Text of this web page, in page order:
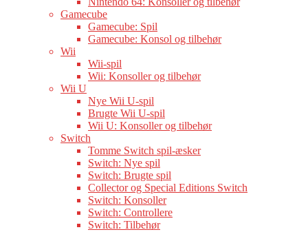
Gamecube
Gamecube: Spil
Gamecube: Konsol og tilbehør
Wii
Wii-spil
Wii: Konsoller og tilbehør
Wii U
Nye Wii U-spil
Brugte Wii U-spil
Wii U: Konsoller og tilbehør
Switch
Tomme Switch spil-æsker
Switch: Nye spil
Switch: Brugte spil
Collector og Special Editions Switch
Switch: Konsoller
Switch: Controllere
Switch: Tilbehør